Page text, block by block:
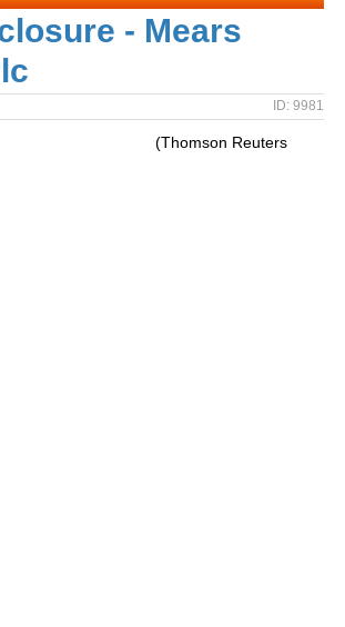
- Mears
ID: 9981
(Thomson Reuters